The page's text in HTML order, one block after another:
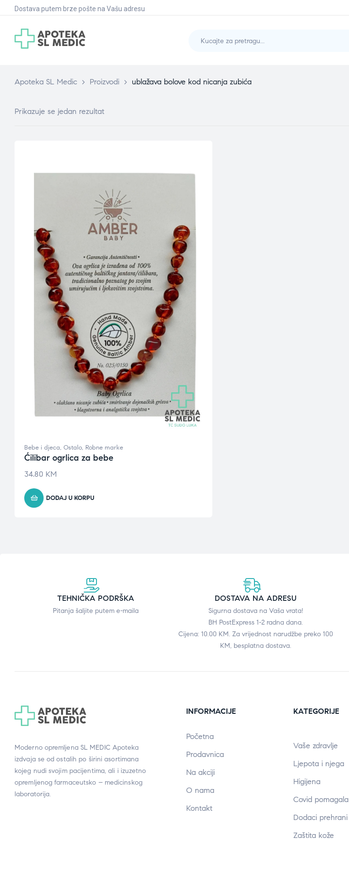
Dostava putem brze pošte na Vašu adresu
Apoteka SL Medic > Proizvodi > ublažava bolove kod nicanja zubića
Prikazuje se jedan rezultat
Bebe i djeca, Ostalo, Robne marke
Ćilibar ogrlica za bebe
34.80 KM
DODAJ U KORPU
TEHNIČKA PODRŠKA
Pitanja šaljite putem e-maila
DOSTAVA NA ADRESU
Sigurna dostava na Vaša vrata!
BH PostExpress 1-2 radna dana.
Cijena: 10.00 KM. Za vrijednost narudžbe preko 100
KM, besplatna dostava.
Moderno opremljena SL MEDIC Apoteka
izdvaja se od ostalih po širini asortimana
kojeg nudi svojim pacijentima, ali i izuzetno
opremljenog farmaceutsko – medicinskog
laboratorija.
INFORMACIJE
Početna
Prodavnica
Na akciji
O nama
Kontakt
KATEGORIJE
Vaše zdravlje
Ljepota i njega
Higijena
Covid pomagala
Dodaci prehrani
Zaštita kože